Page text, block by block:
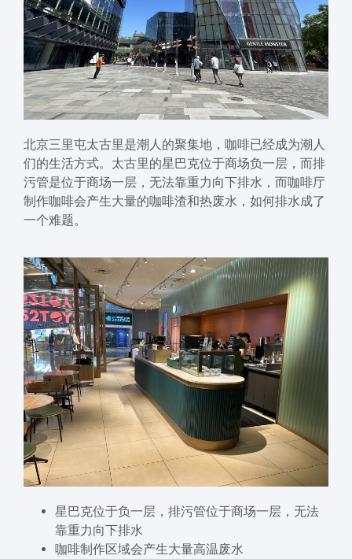
北京三里屯太古里是潮人的聚集地，咖啡已经成为潮人
们的生活方式。太古里的星巴克位于商场负一层，而排
污管是位于商场一层，无法靠重力向下排水，而咖啡厅
制作咖啡会产生大量的咖啡渣和热废水，如何排水成了
一个难题。
星巴克位于负一层，排污管位于商场一层，无法
靠重力向下排水
咖啡制作区域会产生大量高温废水